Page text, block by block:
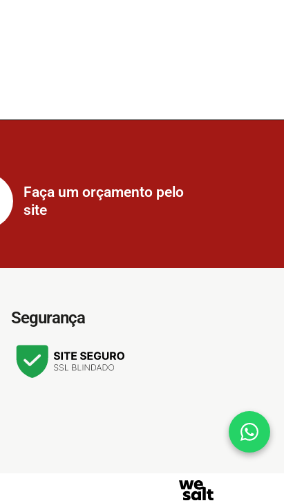
Faça um orçamento pelo
site
Segurança